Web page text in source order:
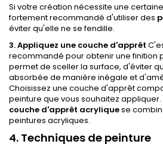
Si votre création nécessite une
fortement recommandé d'utiliser des
éviter qu'elle ne se fendille.
3. Appliquez une couche d'apprêt
recommandé pour obtenir une finition
permet de sceller la surface, d'éviter
absorbée de manière inégale et
Choisissez une couche d'apprêt
peinture que vous souhaitez appliquer.
couche d'apprêt acryliquese
peintures acryliques.
4. Techniques de peinture